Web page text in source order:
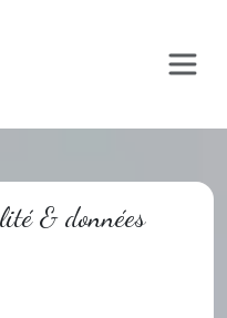
& données